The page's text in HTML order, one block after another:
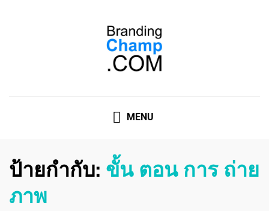
MENU
ป้ายกำกับ: ขั้น ตอน การ ถ่าย
ภาพ